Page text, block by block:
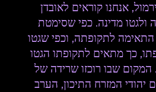
אנחנו קוראים לאובדן
מדינה. כפי שסימטת
התאימה לתקופתה, וכפי שגטו
כך מתאים לתקופתו הגטו
המקום שבו רוכזו שרידה של
יהודי המזרח התיכון, הערב